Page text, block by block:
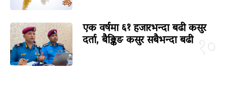
एक वर्षमा ६१ हजारभन्दा बढी कसुर
दर्ता, बैङ्किङ कसुर सबैभन्दा बढी